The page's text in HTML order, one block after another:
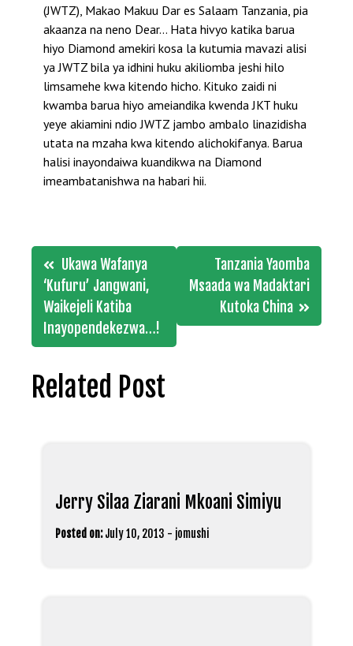
(JWTZ), Makao Makuu Dar es Salaam Tanzania, pia
akaanza na neno Dear… Hata hivyo katika barua
hiyo Diamond amekiri kosa la kutumia mavazi alisi
ya JWTZ bila ya idhini huku akiliomba jeshi hilo
limsamehe kwa kitendo hicho. Kituko zaidi ni
kwamba barua hiyo ameiandika kwenda JKT huku
yeye akiamini ndio JWTZ jambo ambalo linazidisha
utata na mzaha kwa kitendo alichokifanya. Barua
halisi inayondaiwa kuandikwa na Diamond
imeambatanishwa na habari hii.
Post
navigation
Ukawa Wafanya
‘Kufuru’ Jangwani,
Waikejeli Katiba
Inayopendekezwa…!
Tanzania Yaomba
Msaada wa Madaktari
Kutoka China
Related Post
Jerry Silaa Ziarani Mkoani Simiyu
Posted on: July 10, 2013 - jomushi